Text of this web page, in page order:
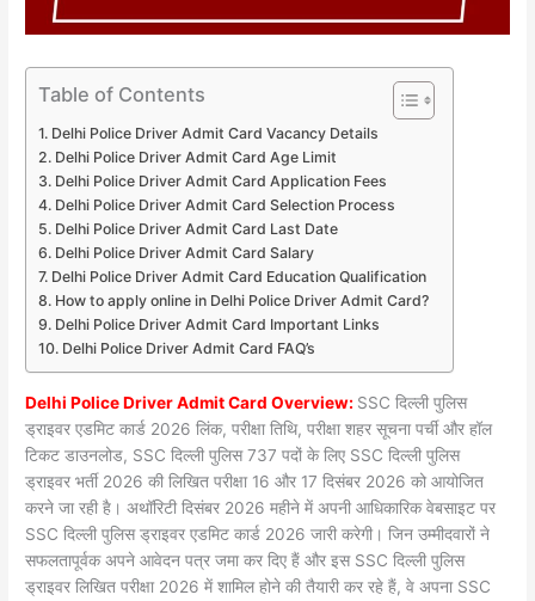
Table of Contents
Delhi Police Driver Admit Card Vacancy Details
Delhi Police Driver Admit Card Age Limit
Delhi Police Driver Admit Card Application Fees
Delhi Police Driver Admit Card Selection Process
Delhi Police Driver Admit Card Last Date
Delhi Police Driver Admit Card Salary
Delhi Police Driver Admit Card Education Qualification
How to apply online in Delhi Police Driver Admit Card?
Delhi Police Driver Admit Card Important Links
Delhi Police Driver Admit Card FAQ’s
Delhi Police Driver Admit Card Overview: SSC दिल्ली पुलिस
ड्राइवर एडमिट कार्ड 2026 लिंक, परीक्षा तिथि, परीक्षा शहर सूचना पर्ची और हॉल
टिकट डाउनलोड, SSC दिल्ली पुलिस 737 पदों के लिए SSC दिल्ली पुलिस
ड्राइवर भर्ती 2026 की लिखित परीक्षा 16 और 17 दिसंबर 2026 को आयोजित
करने जा रही है। अथॉरिटी दिसंबर 2026 महीने में अपनी आधिकारिक वेबसाइट पर
SSC दिल्ली पुलिस ड्राइवर एडमिट कार्ड 2026 जारी करेगी। जिन उम्मीदवारों ने
सफलतापूर्वक अपने आवेदन पत्र जमा कर दिए हैं और इस SSC दिल्ली पुलिस
ड्राइवर लिखित परीक्षा 2026 में शामिल होने की तैयारी कर रहे हैं, वे अपना SSC